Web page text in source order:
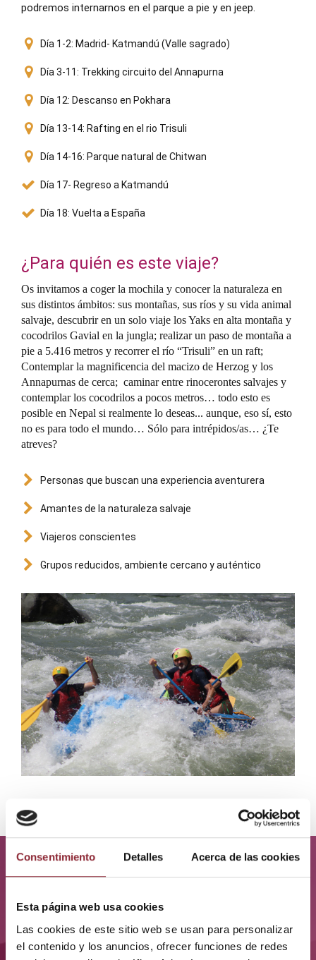
Consentimiento Detalles Acerca de las cookies
Esta página web usa cookies
Las cookies de este sitio web se usan para personalizar
el contenido y los anuncios, ofrecer funciones de redes
podremos internarnos en el parque a pie y en jeep.
Día 1-2: Madrid- Katmandú (Valle sagrado)
Día 3-11: Trekking circuito del Annapurna
Día 12: Descanso en Pokhara
Día 13-14: Rafting en el rio Trisuli
Día 14-16: Parque natural de Chitwan
Día 17- Regreso a Katmandú
Día 18: Vuelta a España
¿Para quién es este viaje?
Os invitamos a coger la mochila y conocer la naturaleza en
sus distintos ámbitos: sus montañas, sus ríos y su vida animal
salvaje, descubrir en un solo viaje los Yaks en alta montaña y
cocodrilos Gavial en la jungla; realizar un paso de montaña a
pie a 5.416 metros y recorrer el río “Trisuli” en un raft;
Contemplar la magnificencia del macizo de Herzog y los
Annapurnas de cerca; caminar entre rinocerontes salvajes y
contemplar los cocodrilos a pocos metros… todo esto es
posible en Nepal si realmente lo deseas... aunque, eso sí, esto
no es para todo el mundo… Sólo para intrépidos/as… ¿Te
atreves?
Personas que buscan una experiencia aventurera
Amantes de la naturaleza salvaje
Viajeros conscientes
Grupos reducidos, ambiente cercano y auténtico
¿Qué vivirás en este
viaje?
UN RECORRIDO CONSCIENTE POR